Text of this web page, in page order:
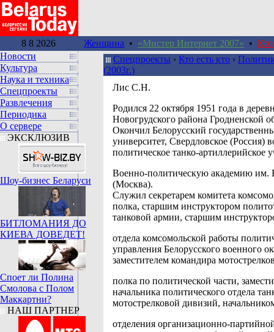
8 8 2026 Женщина • «Мистер Интернет 2007» • Кто
Новости
Культура
Наука и техника
Спецпроекты
Развлечения
Периодика
О сервере
ЭКСКЛЮЗИВ
Шоу-бизнес Беларуси
БИТЛОМАНИЯ ДО
КИЕВА ДОВЕДЕТ!
Споет ли Полина
Смолова с Полом
Маккартни?
НАШ ПАРТНЕР
Спецпроекты › Кто есть кто ›
(2003г.)
Лис С.Н.
Родился 22 октября 1951 года в
Новогрудского района Гродненской
Окончил Белорусский
университет, Свердловское (Россия)
политическое танко-артиллерийское
Военно-политическую академию
(Москва).
Служил секретарем комитета
полка, старшим инструктором
танковой армии, старшим
отдела комсомольской работы
управления Белорусского военного
заместителем командира
полка по политической части,
начальника политического отдела
мотострелковой дивизий,
отделения организационно-